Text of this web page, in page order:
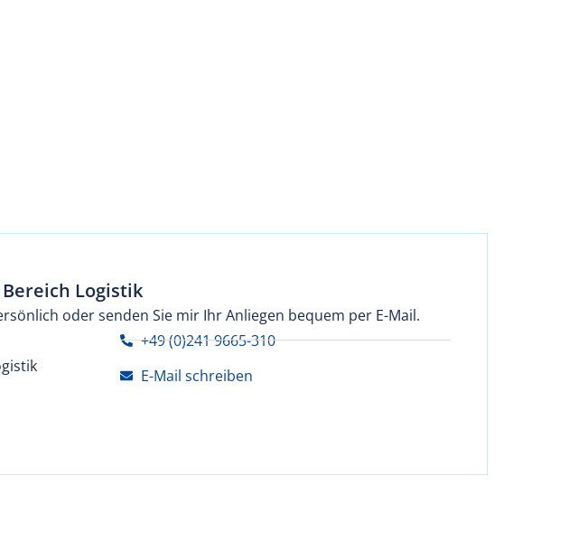
Logistik
oder senden Sie mir Ihr Anliegen bequem per E-Mail.
+49 (0)241 9665-310
E-Mail schreiben